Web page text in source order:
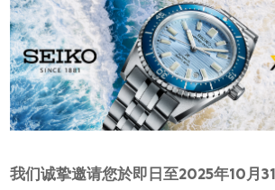
劳力士
劳力士中古表认证
帝舵表
我们诚挚邀请您於即日至2025年10月